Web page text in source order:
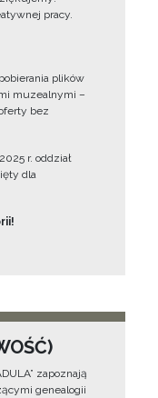
pracy.
plików
muzealnymi –
bez
r. oddział
dla
zapoznają
genealogii